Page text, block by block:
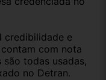
credibilidade e
com nota
todas usadas,
no Detran.